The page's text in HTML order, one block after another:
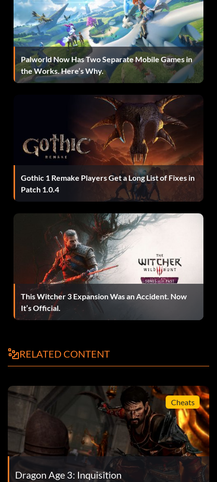
Palworld Now Has Two Separate Mobile Games in
the Works. Here’s Why.
Gothic 1 Remake Players Get a Long List of Fixes in
Patch 1.0.4
This Witcher 3 Expansion Was an Accident. Now
It’s Official.
RELATED CONTENT
Cheats
Dragon Age 3: Inquisition